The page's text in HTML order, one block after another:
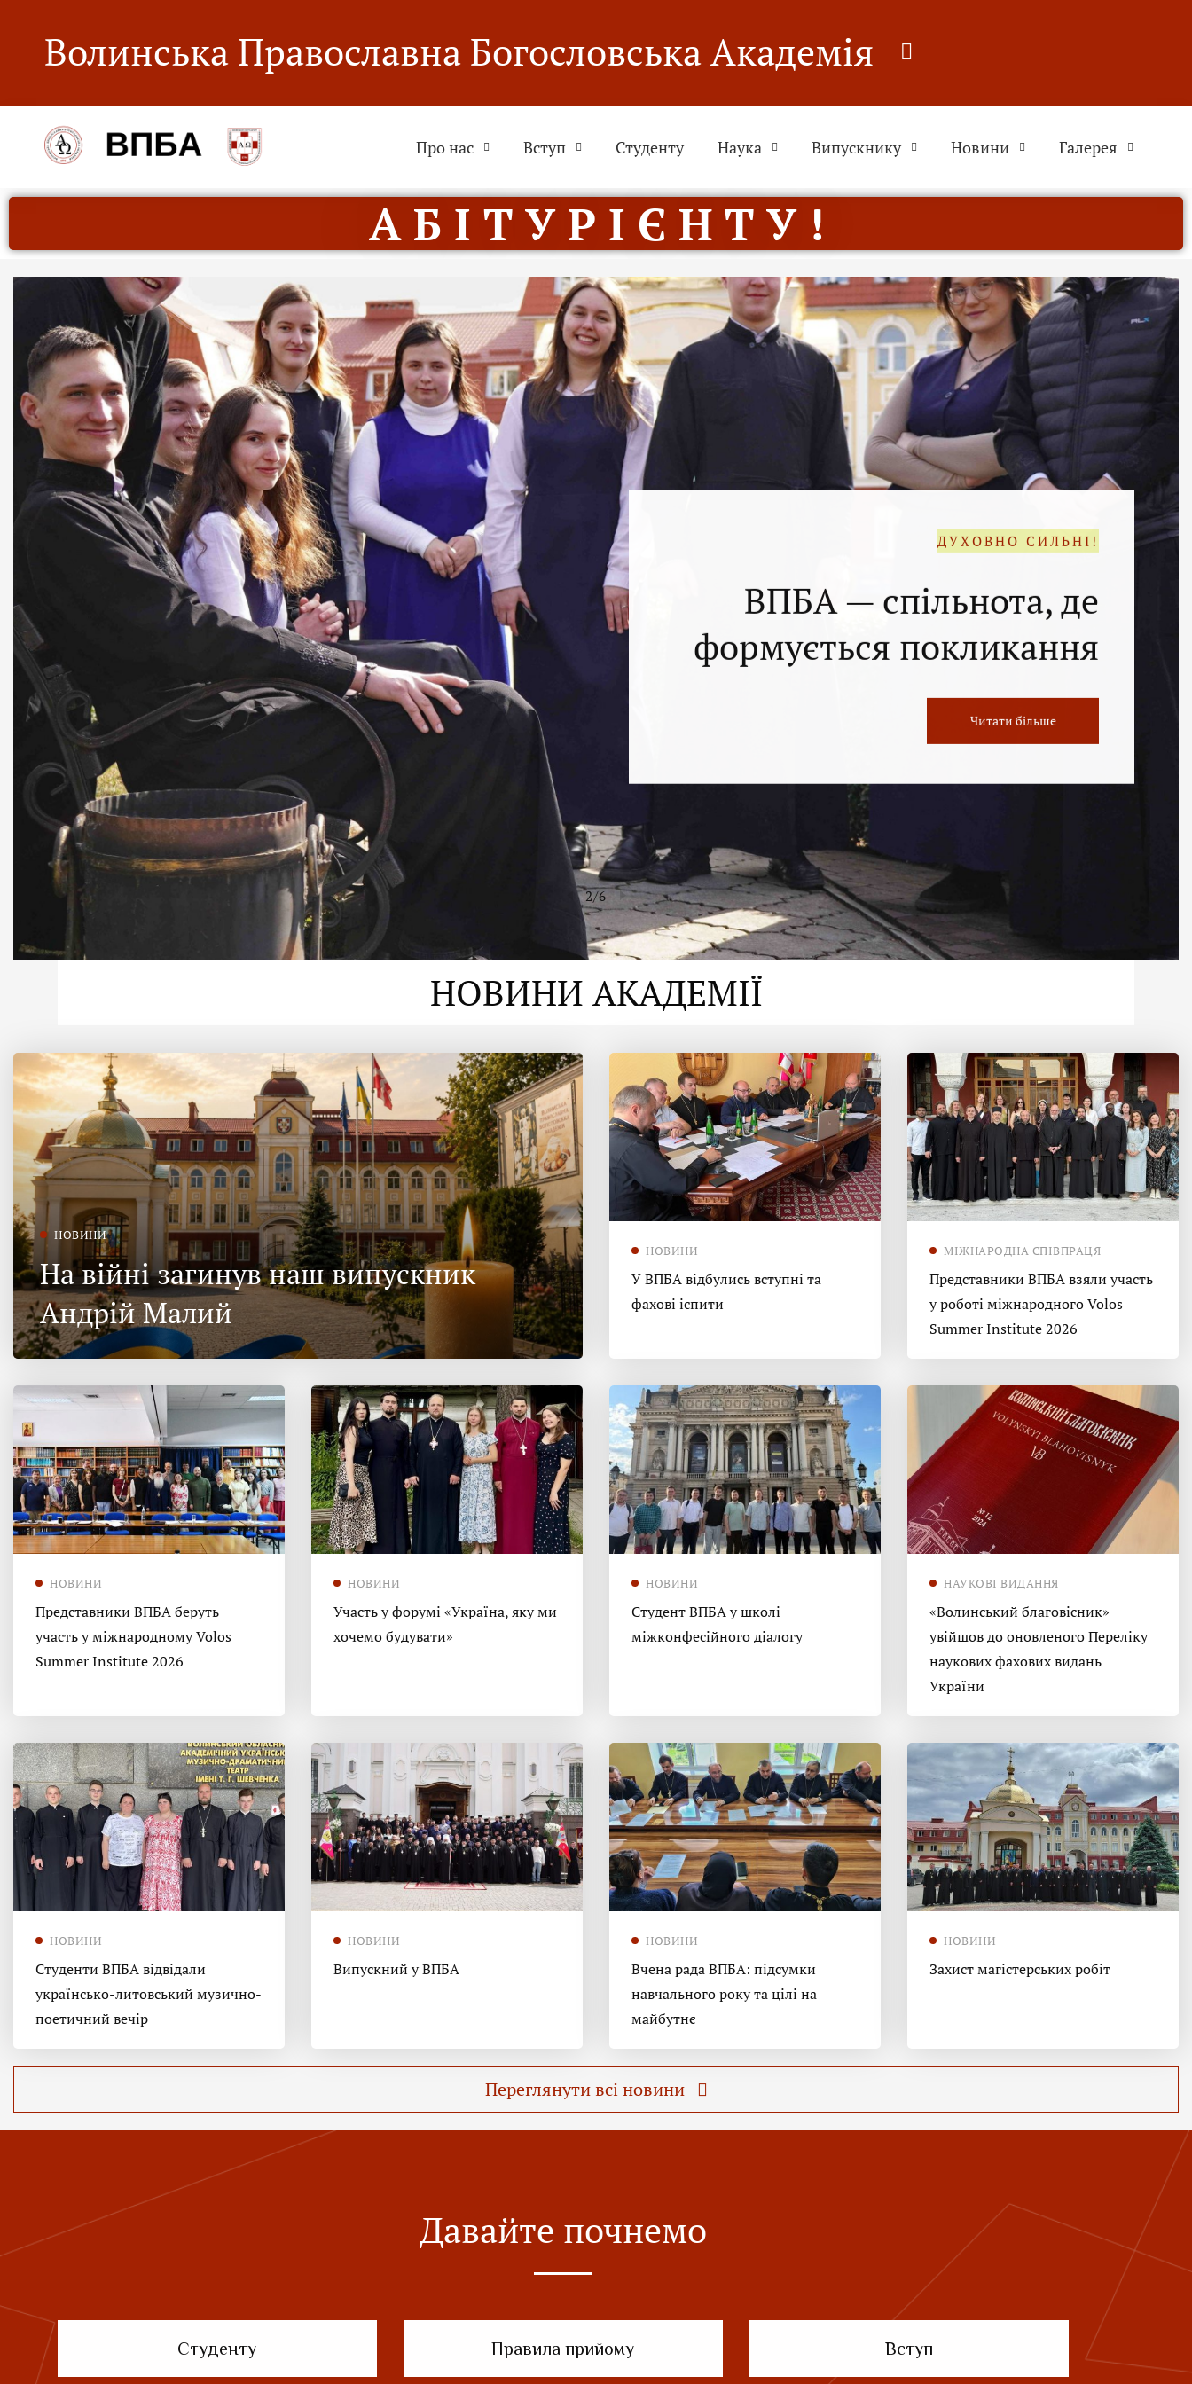
Волинська Православна Богословська Академія
Про нас Вступ Студенту Наука Випускнику Новини Галерея
А Б І Т У Р І Є Н Т У !
ДУХОВНО СИЛЬНІ!
ВПБА — спільнота, де
формується покликання
Читати більше
2/6
НОВИНИ АКАДЕМІЇ
НОВИНИ
На війні загинув наш випускник
Андрій Малий
НОВИНИ
У ВПБА відбулись вступні та
фахові іспити
МІЖНАРОДНА СПІВПРАЦЯ
Представники ВПБА взяли участь
у роботі міжнародного Volos
Summer Institute 2026
НОВИНИ
Представники ВПБА беруть
участь у міжнародному Volos
Summer Institute 2026
НОВИНИ
Участь у форумі «Україна, яку ми
хочемо будувати»
НОВИНИ
Студент ВПБА у школі
міжконфесійного діалогу
НАУКОВІ ВИДАННЯ
«Волинський благовісник»
увійшов до оновленого Переліку
наукових фахових видань
України
НОВИНИ
Студенти ВПБА відвідали
українсько-литовський музично-
поетичний вечір
НОВИНИ
Випускний у ВПБА
НОВИНИ
Вчена рада ВПБА: підсумки
навчального року та цілі на
майбутнє
НОВИНИ
Захист магістерських робіт
Переглянути всі новини
Давайте почнемо
Студенту Правила прийому Вступ